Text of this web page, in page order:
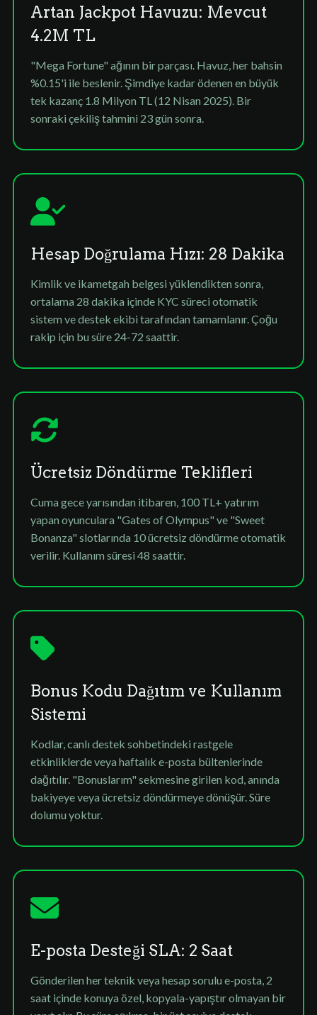
Artan Jackpot Havuzu: Mevcut
4.2M TL
"Mega Fortune" ağının bir parçası. Havuz, her bahsin
%0.15'i ile beslenir. Şimdiye kadar ödenen en büyük
tek kazanç 1.8 Milyon TL (12 Nisan 2025). Bir
sonraki çekiliş tahmini 23 gün sonra.
Hesap Doğrulama Hızı: 28 Dakika
Kimlik ve ikametgah belgesi yüklendikten sonra,
ortalama 28 dakika içinde KYC süreci otomatik
sistem ve destek ekibi tarafından tamamlanır. Çoğu
rakip için bu süre 24-72 saattir.
Ücretsiz Döndürme Teklifleri
Cuma gece yarısından itibaren, 100 TL+ yatırım
yapan oyunculara "Gates of Olympus" ve "Sweet
Bonanza" slotlarında 10 ücretsiz döndürme otomatik
verilir. Kullanım süresi 48 saattir.
Bonus Kodu Dağıtım ve Kullanım
Sistemi
Kodlar, canlı destek sohbetindeki rastgele
etkinliklerde veya haftalık e-posta bültenlerinde
dağıtılır. "Bonuslarım" sekmesine girilen kod, anında
bakiyeye veya ücretsiz döndürmeye dönüşür. Süre
dolumu yoktur.
E-posta Desteği SLA: 2 Saat
Gönderilen her teknik veya hesap sorulu e-posta, 2
saat içinde konuya özel, kopyala-yapıştır olmayan bir